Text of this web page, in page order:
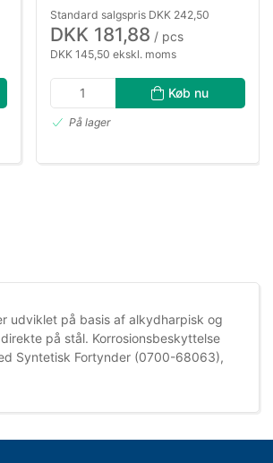
Standard salgspris DKK 242,50
DKK 181,88 / pcs
DKK 145,50 ekskl. moms
Køb nu
På lager
udviklet på basis af alkydharpisk og
på stål. Korrosionsbeskyttelse
Syntetisk Fortynder (0700-68063),